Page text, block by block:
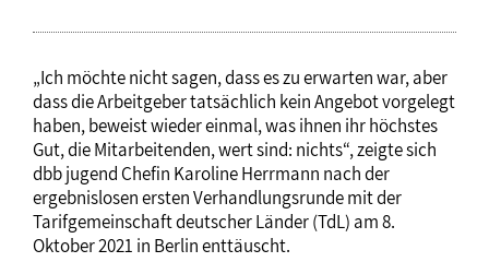
„Ich möchte nicht sagen, dass es zu erwarten war, aber
dass die Arbeitgeber tatsächlich kein Angebot vorgelegt
haben, beweist wieder einmal, was ihnen ihr höchstes
Gut, die Mitarbeitenden, wert sind: nichts“, zeigte sich
dbb jugend Chefin Karoline Herrmann nach der
ergebnislosen ersten Verhandlungsrunde mit der
Tarifgemeinschaft deutscher Länder (TdL) am 8.
Oktober 2021 in Berlin enttäuscht.